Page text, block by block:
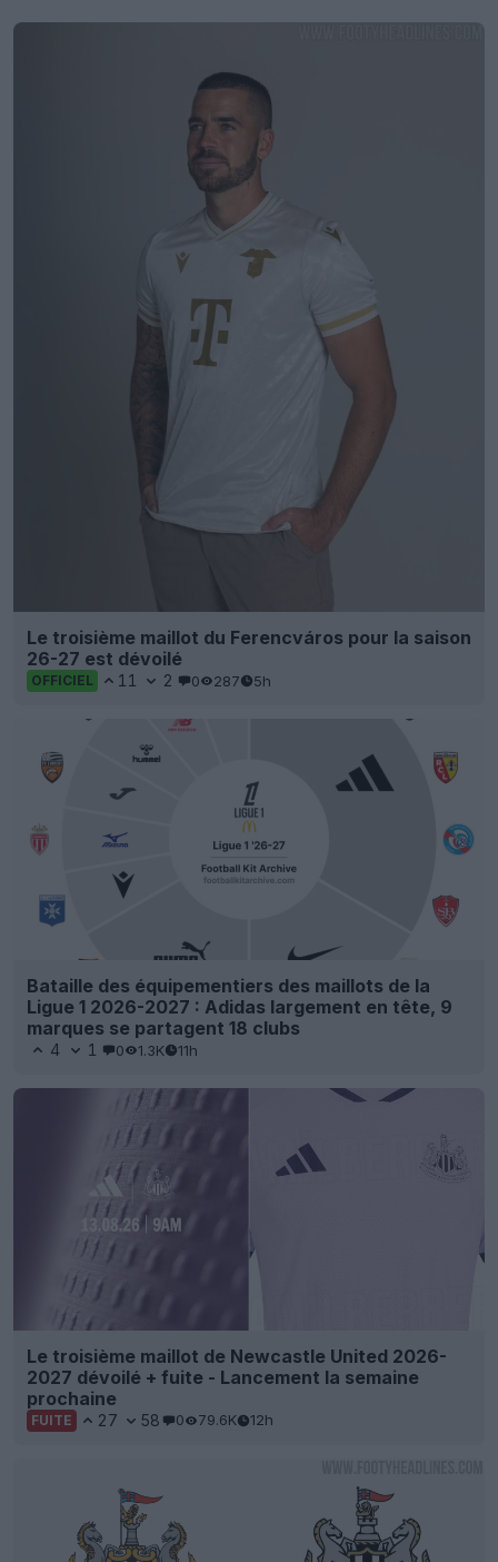
Le troisième maillot du Ferencváros pour la saison
26-27 est dévoilé
OFFICIEL 11 2 0 287 5h
Bataille des équipementiers des maillots de la
Ligue 1 2026-2027 : Adidas largement en tête, 9
marques se partagent 18 clubs
4 1 0 1.3K 11h
Le troisième maillot de Newcastle United 2026-
2027 dévoilé + fuite - Lancement la semaine
prochaine
FUITE 27 58 0 79.6K 12h